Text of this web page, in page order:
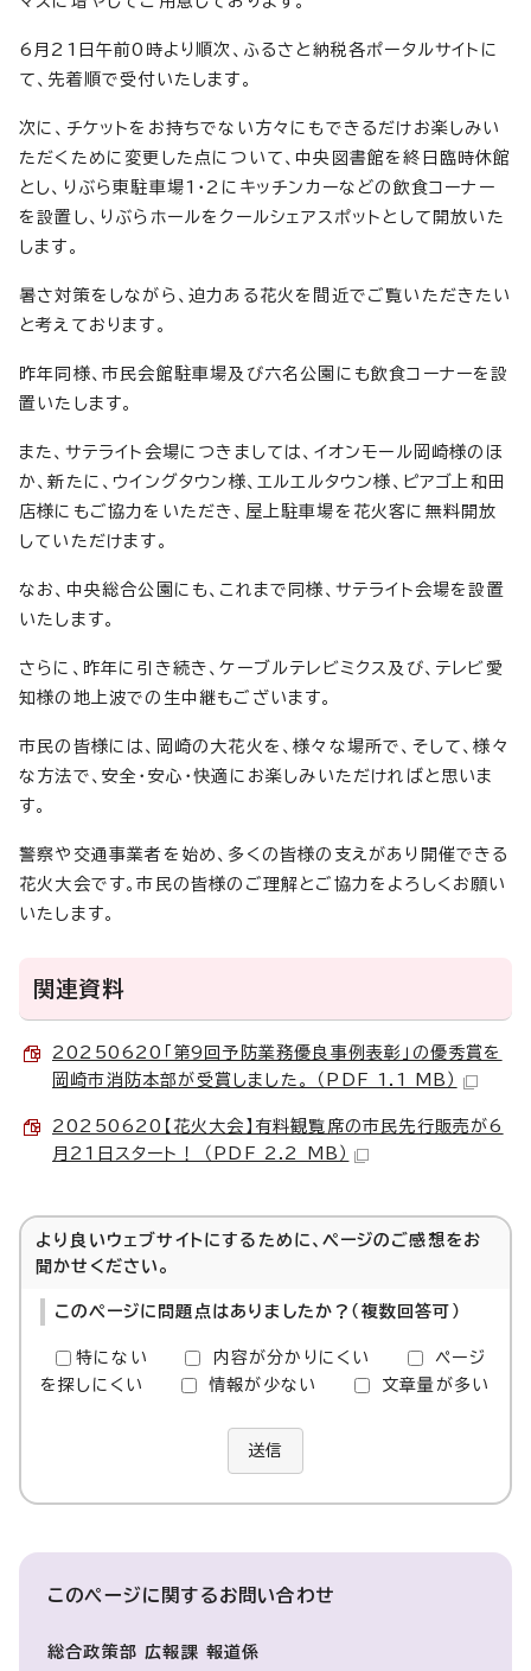
6月21日午前0時より順次、ふるさと納税各ポータルサイトに
て、先着順で受付いたします。
次に、チケットをお持ちでない方々にもできるだけお楽しみい
ただくために変更した点について、中央図書館を終日臨時休館
とし、りぶら東駐車場1・2にキッチンカーなどの飲食コーナー
を設置し、りぶらホールをクールシェアスポットとして開放いた
します。
暑さ対策をしながら、迫力ある花火を間近でご覧いただきたい
と考えております。
昨年同様、市民会館駐車場及び六名公園にも飲食コーナーを設
置いたします。
また、サテライト会場につきましては、イオンモール岡崎様のほ
か、新たに、ウイングタウン様、エルエルタウン様、ピアゴ上和田
店様にもご協力をいただき、屋上駐車場を花火客に無料開放
していただけます。
なお、中央総合公園にも、これまで同様、サテライト会場を設置
いたします。
さらに、昨年に引き続き、ケーブルテレビミクス及び、テレビ愛
知様の地上波での生中継もございます。
市民の皆様には、岡崎の大花火を、様々な場所で、そして、様々
な方法で、安全・安心・快適にお楽しみいただければと思いま
す。
警察や交通事業者を始め、多くの皆様の支えがあり開催できる
花火大会です。市民の皆様のご理解とご協力をよろしくお願い
いたします。
関連資料
20250620「第9回予防業務優良事例表彰」の優秀賞を
岡崎市消防本部が受賞しました。 （PDF 1.1 MB）
20250620【花火大会】有料観覧席の市民先行販売が6
月21日スタート！ （PDF 2.2 MB）
より良いウェブサイトにするために、ページのご感想をお
聞かせください。
このページに問題点はありましたか？（複数回答可）
特にない 内容が分かりにくい
ページ
を探しにくい
情報が少ない 文章量が多い
送信
このページに関するお問い合わせ
総合政策部 広報課 報道係